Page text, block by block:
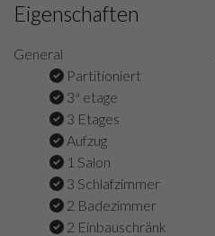
Eigenschaften
General
Partitioniert
3ª etage
3 Etages
Aufzug
1 Salon
3 Schlafzimmer
2 Badezimmer
2 Einbauschränk